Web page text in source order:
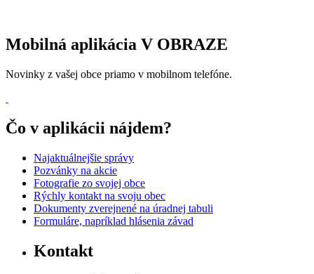
Mobilná aplikácia V OBRAZE
Novinky z vašej obce priamo v mobilnom telefóne.
Čo v aplikácii nájdem?
Najaktuálnejšie správy
Pozvánky na akcie
Fotografie zo svojej obce
Rýchly kontakt na svoju obec
Dokumenty zverejnené na úradnej tabuli
Formuláre, napríklad hlásenia závad
Kontakt